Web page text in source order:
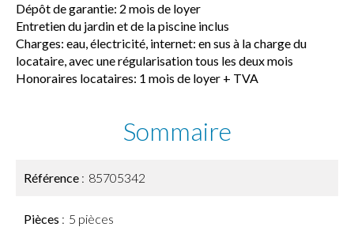
Dépôt de garantie: 2 mois de loyer
Entretien du jardin et de la piscine inclus
Charges: eau, électricité, internet: en sus à la charge du
locataire, avec une régularisation tous les deux mois
Honoraires locataires: 1 mois de loyer + TVA
Sommaire
Référence 85705342
Pièces 5 pièces